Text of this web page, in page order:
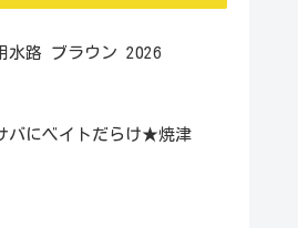
水路 ブラウン 2026
バにベイトだらけ★焼津